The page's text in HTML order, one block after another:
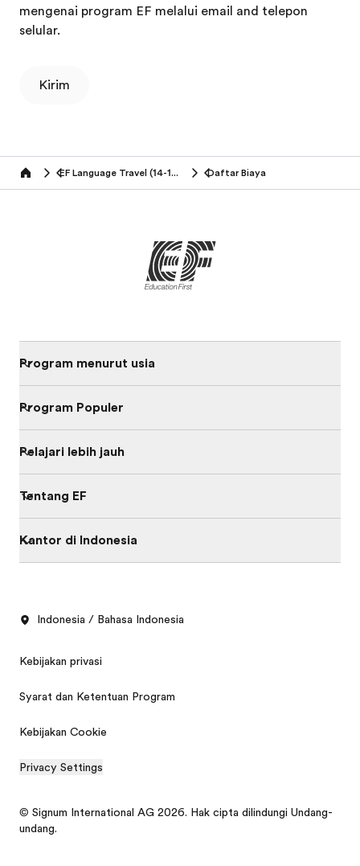
mengenai program EF melalui email and telepon
selular.
Kirim
Home EF Language Travel (14-16 tahun) Daftar Biaya
Program menurut usia
Program Populer
Pelajari lebih jauh
Tentang EF
Kantor di Indonesia
Indonesia / Bahasa Indonesia
Kebijakan privasi
Syarat dan Ketentuan Program
Kebijakan Cookie
Privacy Settings
© Signum International AG 2026. Hak cipta dilindungi Undang-
undang.